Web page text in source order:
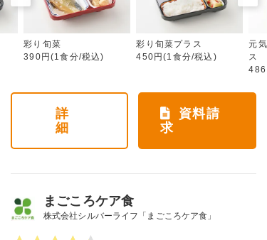
彩り旬菜
390円(1食分/税込)
彩り旬菜プラス
450円(1食分/税込)
元
ス
詳
細
資料請
求
まごころケア食
株式会社シルバーライフ「まごころケア食」